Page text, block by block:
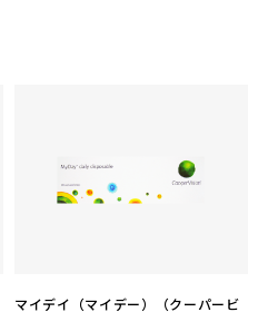
マイデイ（マイデー）（クーパービ